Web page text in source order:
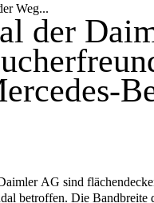
Weg...
der
AG sind
betroffen. Die Bandbreite